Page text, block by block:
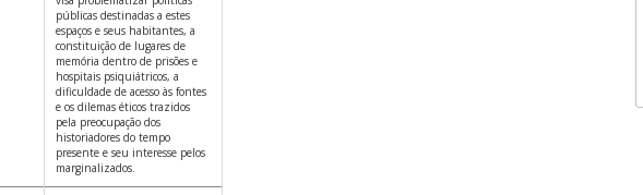
públicas destinadas a estes
espaços e seus habitantes, a
constituição de lugares de
memória dentro de prisões e
hospitais psiquiátricos, a
dificuldade de acesso às fontes
e os dilemas éticos trazidos
pela preocupação dos
historiadores do tempo
presente e seu interesse pelos
marginalizados.